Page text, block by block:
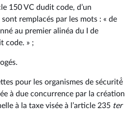
150 VC dudit code, d’un
remplacés par les mots : « de
au premier alinéa du I de
code. » ;
pour les organismes de sécurité́
à due concurrence par la création
à la taxe visée à l’article 235 ter